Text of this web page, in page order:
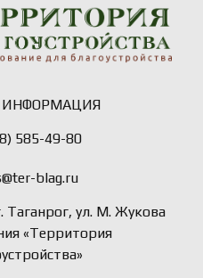
ИНФОРМАЦИЯ
585-49-80
blag.ru
Таганрог, ул. М. Жукова
«Территория